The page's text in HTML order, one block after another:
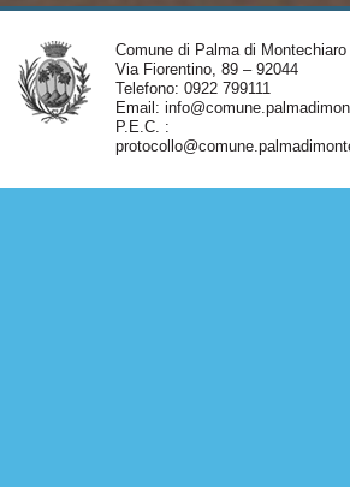
Comune di Palma di Montechiaro
Via Fiorentino, 89 – 92044
Telefono: 0922 799111
Email:
P.E.C. :